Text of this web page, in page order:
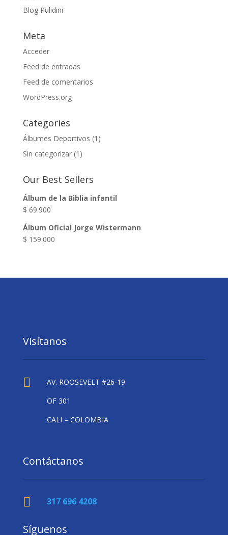
Blog Pulidini
Meta
Acceder
Feed de entradas
Feed de comentarios
WordPress.org
Categories
Álbumes Deportivos (1)
Sin categorizar (1)
Our Best Sellers
Álbum de la Biblia infantil
$ 69.900
Álbum Oficial Jorge Wistermann
$ 159.000
Visítanos

AV. ROOSEVELT #26-19
OF 301
CALI – COLOMBIA
Contáctanos
 317 696 4208
Síguenos